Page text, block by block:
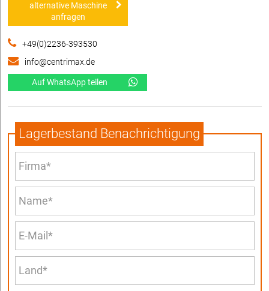
alternative Maschine
anfragen
+49(0)2236-393530
info@centrimax.de
Auf WhatsApp teilen
Lagerbestand Benachrichtigung